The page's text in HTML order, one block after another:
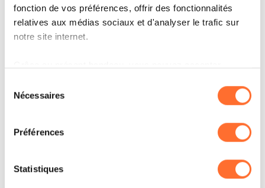
fonction de vos préférences, offrir des fonctionnalités
relatives aux médias sociaux et d'analyser le trafic sur
notre site internet.
à l’exception des cookies strictement nécessaires au
fonctionnement du site. Une description des différents
cookies est accessible sous l’onglet « Détails » ci-
dessus.
Il est précisé que la navigation sur le site et certaines
fonctionnalités (ex : lecture de vidéos, partage sur les
Nécessaires
Préférences
Statistiques
claire et d’un attachement aux valeurs
fondatrices du cabinet, il entend poursuivre
“Notre objectif est de consolider notre ancrage
européen tout en conservant notre culture
unique, axée sur l’impact, l’innovation et